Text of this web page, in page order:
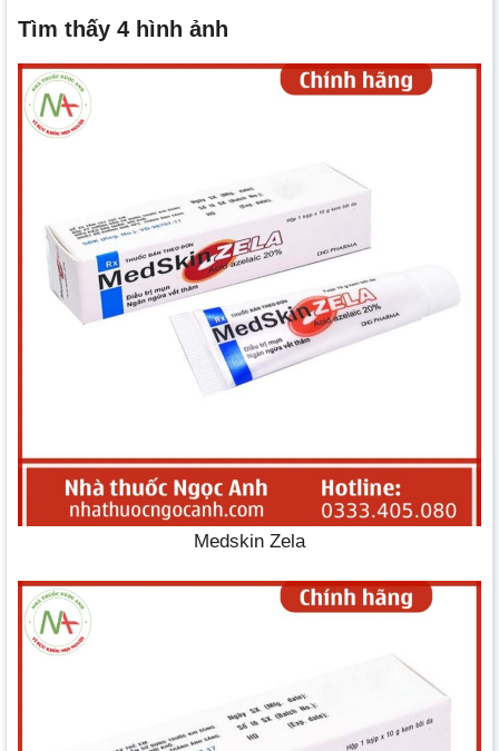
Tìm thấy 4 hình ảnh
Medskin Zela